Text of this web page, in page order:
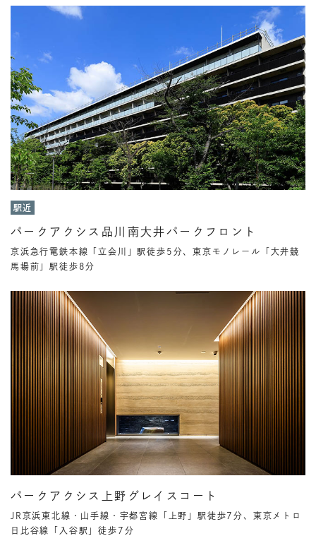
駅近
パークアクシス品川南大井パークフロント
京浜急行電鉄本線「立会川」駅徒歩5分、東京モノレール「大井競
馬場前」駅徒歩8分
パークアクシス上野グレイスコート
JR京浜東北線・山手線・宇都宮線「上野」駅徒歩7分、東京メトロ
日比谷線「入谷駅」徒歩7分